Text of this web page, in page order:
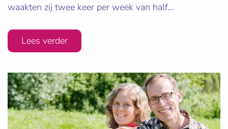
waakten zij twee keer per week van half...
Lees verder